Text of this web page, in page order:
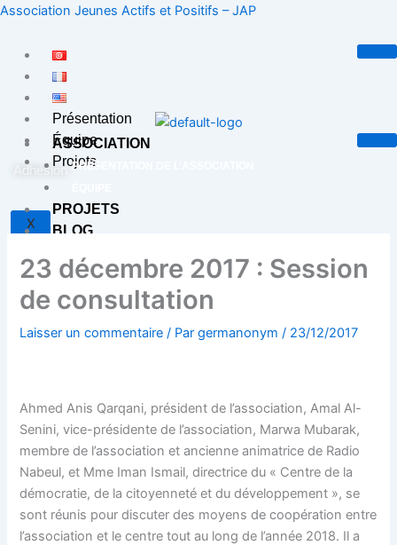
Aller
contenu
Association Jeunes Actifs et Positifs – JAP
Présentation
Équipe
Projets
X
ASSOCIATION
PRÉSENTATION DE L’ASSOCIATION
PROJETS
BLOG
X
Adhésion
23 décembre 2017 : Session
de consultation
Laisser un commentaire / Pargermanonym/ 23/12/2017
Ahmed Anis Qarqani, président de l’association, Amal Al-
Senini, vice-présidente de l’association, Marwa Mubarak,
membre de l’association et ancienne animatrice de Radio
Nabeul, et Mme Iman Ismail, directrice du « Centre de la
démocratie, de la citoyenneté et du développement », se
sont réunis pour discuter des moyens de coopération entre
l’association et le centre tout au long de l’année 2018. Il a